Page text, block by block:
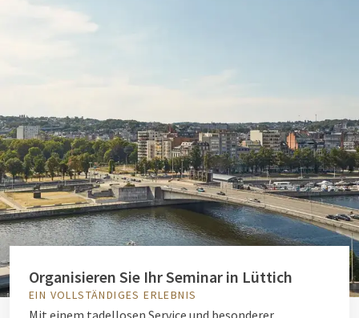
Organisieren Sie Ihr Seminar in Lüttich
EIN VOLLSTÄNDIGES ERLEBNIS
Mit einem tadellosen Service und besonderer